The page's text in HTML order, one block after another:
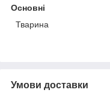
Основні
Тварина
Умови доставки